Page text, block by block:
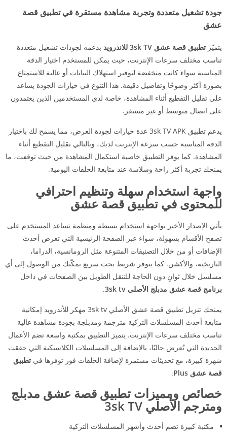
جودة تشغيل متعددة وتجربة مشاهدة مستقرة في تطبيق قصة
عشق
يتميّز تطبيق قصة عشق 3sk TV للاندرويد
بدعمه لجودات تشغيل متعددة
تناسب مختلف سرعات الإنترنت، حيث يمكن للمستخدم اختيار الدقة
المناسبة سواء كانت منخفضة لتوفير استهلاك البيانات أو عالية للاستمتاع
بصورة أكثر وضوحًا وتفاصيل دقيقة. هذا التنوع في خيارات الجودة يساعد
على تقليل التقطيع أثناء المشاهدة، خاصة لدى المستخدمين الذين يعتمدون
على اتصال متوسط أو غير مستقر.
يدعم تطبيق 3sk TV APK عدة خيارات لجودة العرض، مما يسمح لك باختيار
الدقة المناسبة حسب سرعة الإنترنت لديك، وبالتالي تقليل التقطيع أثناء
المشاهدة. كما يوفر التطبيق خاصية استكمال المشاهدة من حيث توقفت، ما
يمنحك تجربة أكثر راحة وسلاسة عند متابعة الحلقات اليومية.
واجهة استخدام سهلة وتنظيم احترافي
للمحتوى في تطبيق قصة عشق
يأتي الإصدار الأخير بواجهة استخدام بسيطة ومنظمة تساعد المستخدم على
تصفح الأقسام بسهولة، سواء عبر الصفحة الرئيسية التي تعرض أحدث
الإضافات أو من خلال التصنيفات المتنوعة مثل الرومانسية، الدراما،
التاريخية، والأكشن. كما يتوفر شريط بحث سريع يمكّنك من الوصول إلى أي
مسلسل خلال ثوانٍ دون الحاجة للتنقل الطويل بين الصفحات في داخل
برنامج قصة عشق مدبلج الأصلي 3sk tv
.
يمنحك تنزيل تطبيق قصة عشق الأصلي 3sk tv مهكر للأندرويد إمكانية
متابعة أحدث المسلسلات التركية مترجمة ومدبلجة بجودة مشاهدة عالية
تناسب مختلف سرعات الإنترنت. يتميز التطبيق بمكتبة واسعة تضم الأعمال
الجديدة التي تُعرض حاليًا، بالإضافة إلى المسلسلات الكلاسيكية التي حققت
شهرة كبيرة، مع تحديثات مستمرة لإضافة الحلقات فور توفرها في تطبيق
قصة عشق Plus
.
خصائص ومميزات تطبيق قصة عشق مدبلج
ومترجم الأصلي 3sk TV
مكتبة كبيرة تضم أحدث وأشهر المسلسلات التركية